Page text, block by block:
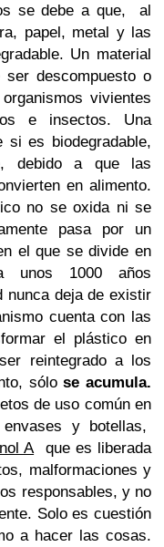
se debe a que, al
papel, metal y las
Un material
ser descompuesto o
vivientes
e insectos. Una
es biodegradable,
debido a que las
en alimento.
no se oxida ni se
pasa por un
el que se divide en
unos 1000 años
nunca deja de existir
cuenta con las
el plástico en
reintegrado a los
sólose acumula.
de uso común en
y botellas,
A que es liberada
malformaciones y
responsables, y no
Solo es cuestión
a hacer las cosas.